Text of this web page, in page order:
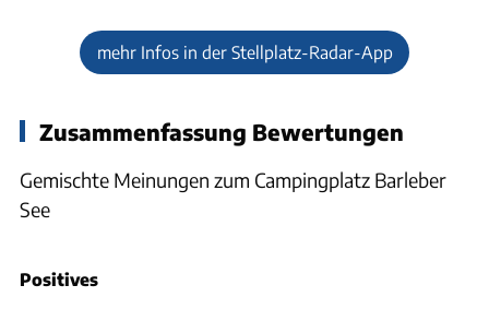
mehr Infos in der Stellplatz-Radar-App
Zusammenfassung Bewertungen
Gemischte Meinungen zum Campingplatz Barleber
See
Positives